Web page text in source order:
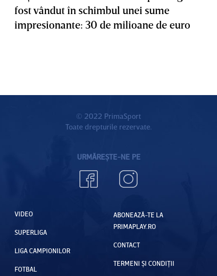
fost vândut în schimbul unei sume
impresionante: 30 de milioane de euro
© 2022 PrimaSport
Toate drepturile rezervate.
URMĂREȘTE-NE PE
VIDEO
SUPERLIGA
LIGA CAMPIONILOR
FOTBAL
ABONEAZĂ-TE LA
PRIMAPLAY.RO
CONTACT
TERMENI ȘI CONDIȚII